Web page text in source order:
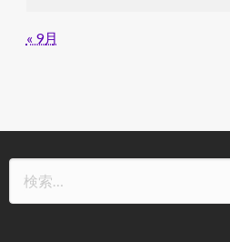
« 9月